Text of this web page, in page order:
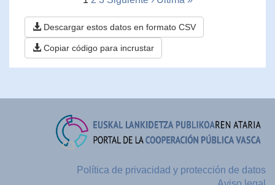
Descargar estos datos en formato CSV
Copiar código para incrustar
Política de privacidad y protección de datos